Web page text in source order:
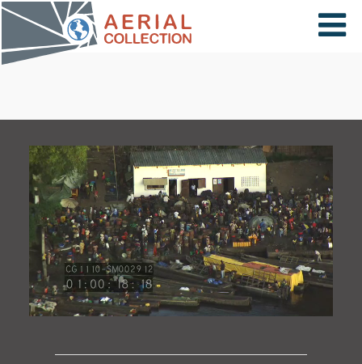
×
PAYS
CARTE
COLLECTIONS